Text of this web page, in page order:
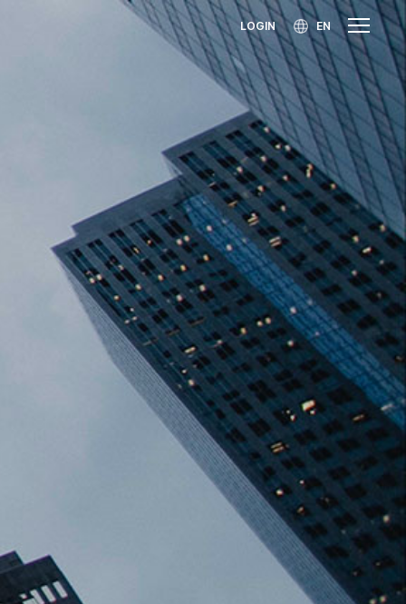
LOGIN EN